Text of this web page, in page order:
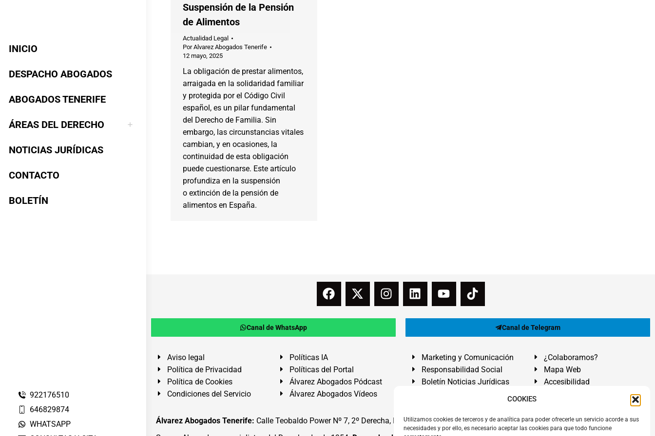
COOKIES
Utilizamos cookies de terceros y de analítica para poder ofrecerle un servicio acorde a sus
necesidades y por ello, es necesario aceptar las cookies para que todo funcione
INICIO
DESPACHO ABOGADOS
ABOGADOS TENERIFE
ÁREAS DEL DERECHO
NOTICIAS JURÍDICAS
CONTACTO
BOLETÍN
922176510
646829874
WHATSAPP
Suspensión de la Pensión
de Alimentos
Actualidad Legal
PorAlvarez Abogados Tenerife
12 mayo, 2025
La obligación de prestar alimentos,
arraigada en la solidaridad familiar
y protegida por el Código Civil
español, es un pilar fundamental
del Derecho de Familia. Sin
embargo, las circunstancias vitales
cambian, y en ocasiones, la
continuidad de esta obligación
puede cuestionarse. Este artículo
profundiza en la suspensión
o extinción de la pensión de
alimentos en España.
Canal de WhatsApp Canal de Telegram
Aviso legal
Política de Privacidad
Política de Cookies
Condiciones del Servicio
Políticas IA
Políticas del Portal
Álvarez Abogados Pódcast
Álvarez Abogados Vídeos
Marketing y Comunicación
Responsabilidad Social
Boletín Noticias Jurídicas
¿Colaboramos?
Mapa Web
Accesibilidad
Álvarez Abogados Tenerife: Calle Teobaldo Power Nº 7, 2º Derecha, El Médano, Granadilla de Abona, Santa Cruz de Tenerife. Islas Canarias.